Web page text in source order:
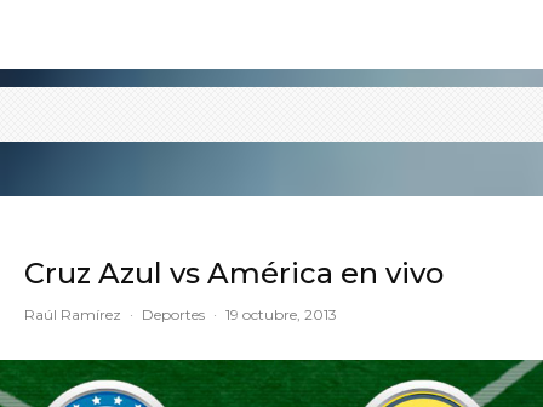
Cruz Azul vs América en vivo
Raúl Ramírez · Deportes · 19 octubre, 2013